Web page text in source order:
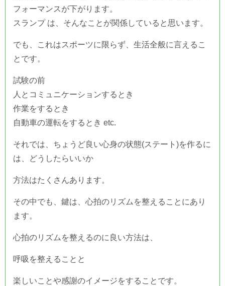
フォーマンスが下がります。
スランプ は、そんなことが関係していると思います。
でも、これはスポーツに限らず、生活全般に言えるこ
とです。
試験の前
人とコミュニケーションするとき
作業をするとき
自動車の運転をするとき etc.
それでは、ちょうど良い心身の状態(ステート)を作るに
は、どうしたらいいか
方法はたくさんあります。
その中でも、鍵は、心拍のリズムを整えることにあり
ます。
心拍のリズムを整えるのに良い方法は、
呼吸を整えることと
楽しいことや感謝のイメージをすることです。